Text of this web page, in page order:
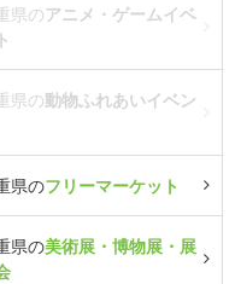
県のアニメ・ゲームイベ
県の動物ふれあいイベン
県のフリーマーケット
県の美術展・博物展・展